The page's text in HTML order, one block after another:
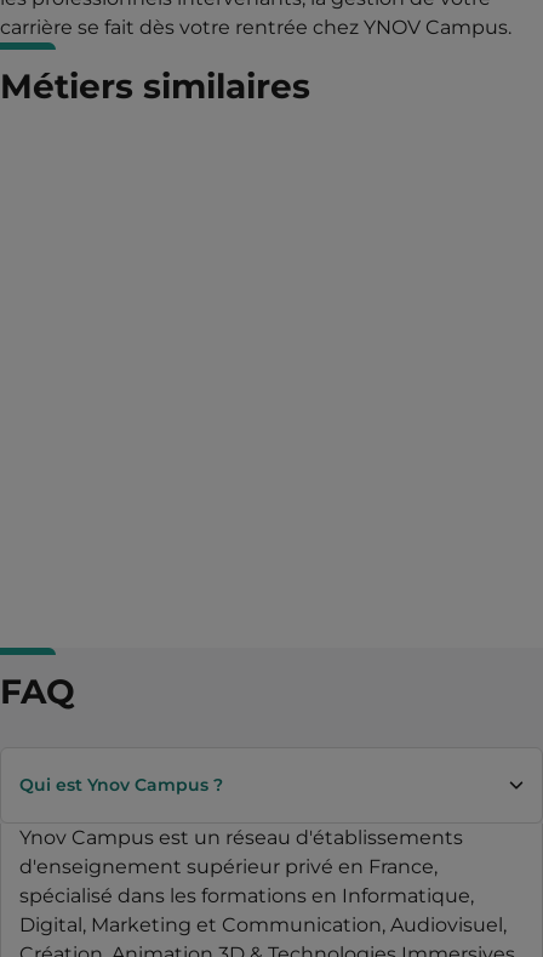
carrière se fait dès votre rentrée chez YNOV Campus.
Métiers similaires
FAQ
Qui est Ynov Campus ?
Ynov Campus est un réseau d'établissements
d'enseignement supérieur privé en France,
spécialisé dans les formations en Informatique,
Digital, Marketing et Communication, Audiovisuel,